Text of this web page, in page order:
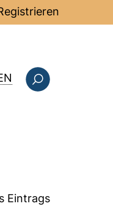
: this page in
Eintrags